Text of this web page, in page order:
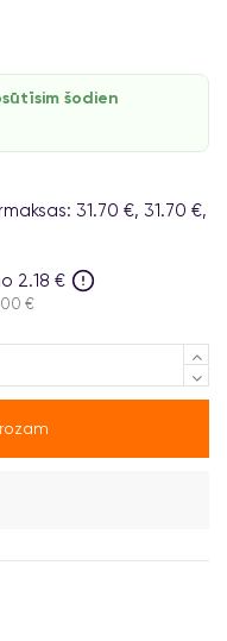
šodien
31.70 €, 31.70 €,
2.18 €
€